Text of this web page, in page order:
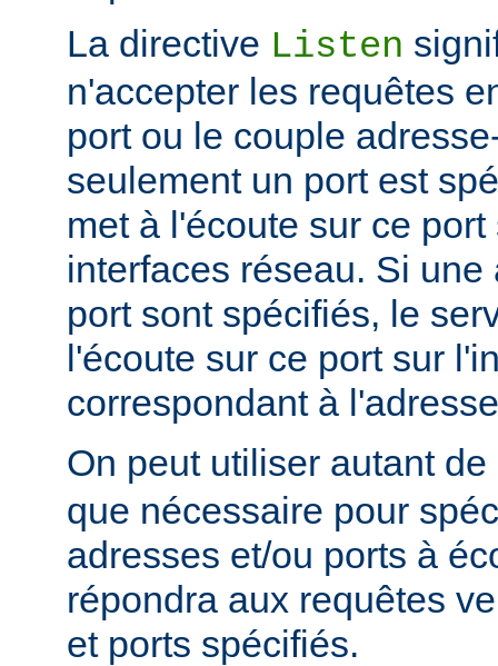
La directive Listen
n'accepter les requêtes
port ou le couple
seulement un port est
met à l'écoute sur ce
interfaces réseau. Si une
port sont spécifiés, le
l'écoute sur ce port sur
correspondant à
On peut utiliser autant
que nécessaire pour
adresses et/ou ports à
répondra aux requêtes
et ports spécifiés.